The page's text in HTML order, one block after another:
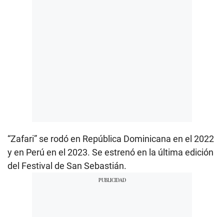
“Zafari” se rodó en República Dominicana en el 2022
y en Perú en el 2023. Se estrenó en la última edición
del Festival de San Sebastián.